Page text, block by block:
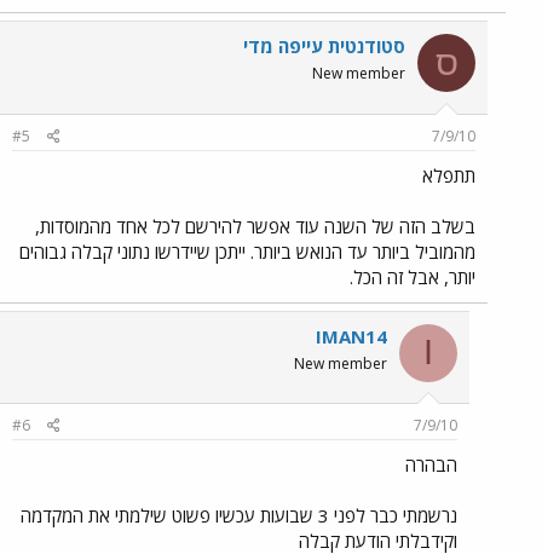
ס סטודנטית עייפה מדי
New member
7/9/10
#5
תתפלא
בשלב הזה של השנה עוד אפשר להירשם לכל אחד מהמוסדות,
מהמוביל ביותר עד הנואש ביותר. ייתכן שיידרשו נתוני קבלה גבוהים
יותר, אבל זה הכל.
I
IMAN14
New member
7/9/10
#6
הבהרה
נרשמתי כבר לפני 3 שבועות עכשיו פשוט שילמתי את המקדמה
וקידבלתי הודעת קבלה